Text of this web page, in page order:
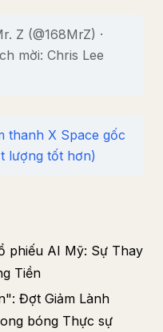
Z (@168MrZ) ·
mời: Chris Lee
thanh X Space gốc
lượng tốt hơn)
phiếu AI Mỹ: Sự Thay
Tiền
Đợt Giảm Lành
bóng Thực sự